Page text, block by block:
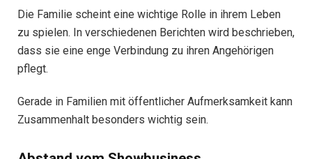
Die Familie scheint eine wichtige Rolle in ihrem Leben
zu spielen. In verschiedenen Berichten wird beschrieben,
dass sie eine enge Verbindung zu ihren Angehörigen
pflegt.
Gerade in Familien mit öffentlicher Aufmerksamkeit kann
Zusammenhalt besonders wichtig sein.